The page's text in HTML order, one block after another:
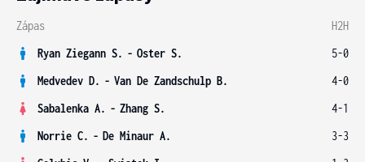
Zápas
H2H
Ryan Ziegann S. - Oster S.
5-0
Medvedev D. - Van De Zandschulp B.
4-0
Sabalenka A. - Zhang S.
4-1
Norrie C. - De Minaur A.
3-3